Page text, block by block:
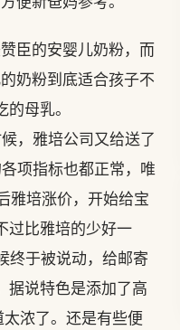
臣的安婴儿奶粉，而
奶粉到底适合孩子不
母乳。
，雅培公司又给送了
项指标也都正常，唯
雅培涨价，开始给宝
过比雅培的少好一
终于被说动，给邮寄
据说特色是添加了高
浓了。还是有些便